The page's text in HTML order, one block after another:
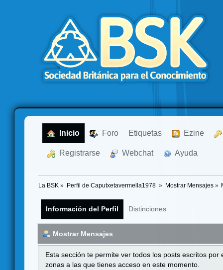
Inicio Foro Etiquetas Ezine
Registrarse Webchat Ayuda
La BSK » Perfil de Caputxetavermella1978 » Mostrar Mensajes»
Información del Perfil Distinciones
Mostrar Mensajes
Esta sección te permite ver todos los posts escritos
zonas a las que tienes acceso en este momento.